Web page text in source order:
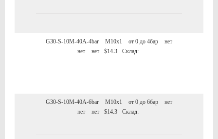
G30-S-10M-40A-4bar M10x1 от 0 до 4бар
нет
нет
нет $14.3 Склад:
G30-S-10M-40A-6bar M10x1 от 0 до 6бар
нет
нет
нет $14.3 Склад: